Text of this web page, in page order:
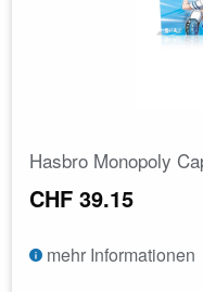
Hasbro Monopoly
CHF 39.15
mehr Informationen